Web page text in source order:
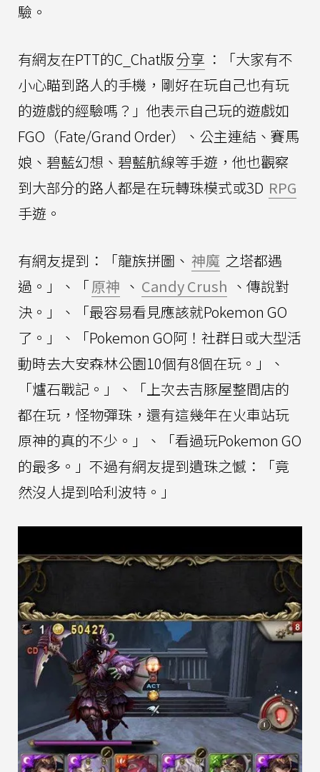
驗。
有網友在PTT的C_Chat版分享 ：「大家有不
小心瞄到路人的手機，剛好在玩自己也有玩
的遊戲的經驗嗎？」他表示自己玩的遊戲如
FGO（Fate/Grand Order）、公主連結、賽馬
娘、碧藍幻想、碧藍航線等手遊，他也觀察
到大部分的路人都是在玩轉珠模式或3D RPG
手遊。
有網友提到：「龍族拼圖、 神魔 之塔都遇
過。」、「原神 、 Candy Crush 、傳說對
決。」、「最容易看見應該就Pokemon GO
了。」、「Pokemon GO阿！社群日或大型活
動時去大安森林公園10個有8個在玩。」、
「爐石戰記。」、「上次去吉豚屋整間店的
都在玩，怪物彈珠，還有這幾年在火車站玩
原神的真的不少。」、「看過玩Pokemon GO
的最多。」不過有網友提到遺珠之憾：「竟
然沒人提到哈利波特。」